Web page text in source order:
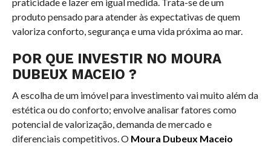
produto pensado para atender às expectativas de quem
valoriza conforto, segurança e uma vida próxima ao mar.
POR QUE INVESTIR NO MOURA
DUBEUX MACEIO ?
A escolha de um imóvel para investimento vai muito além da
estética ou do conforto; envolve analisar fatores como
potencial de valorização, demanda de mercado e
diferenciais competitivos. O Moura Dubeux Maceio